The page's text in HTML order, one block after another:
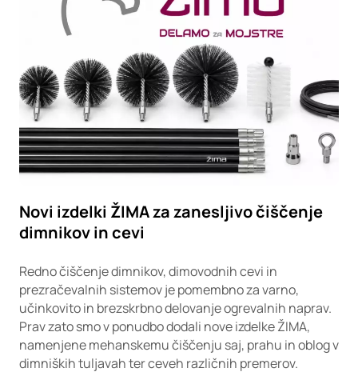
Novi izdelki ŽIMA za zanesljivo čiščenje
dimnikov in cevi
Redno čiščenje dimnikov, dimovodnih cevi in
prezračevalnih sistemov je pomembno za varno,
učinkovito in brezskrbno delovanje ogrevalnih naprav.
Prav zato smo v ponudbo dodali nove izdelke ŽIMA,
namenjene mehanskemu čiščenju saj, prahu in oblog v
dimniških tuljavah ter ceveh različnih premerov.